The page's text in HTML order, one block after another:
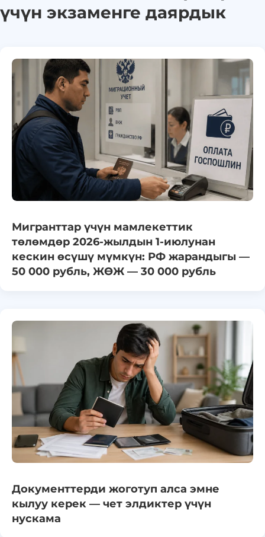
үчүн экзаменге даярдык
Мигранттар үчүн мамлекеттик
төлөмдөр 2026-жылдын 1-июлунан
кескин өсүшү мүмкүн: РФ жарандыгы —
50 000 рубль, ЖӨЖ — 30 000 рубль
Документтерди жоготуп алса эмне
кылуу керек — чет элдиктер үчүн
нускама